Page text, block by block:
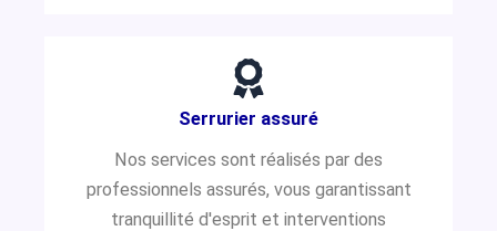
Serrurier assuré
Nos services sont réalisés par des
professionnels assurés, vous garantissant
tranquillité d'esprit et interventions